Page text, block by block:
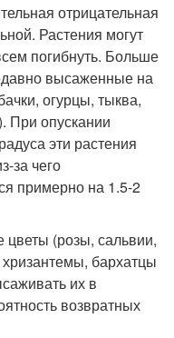
отрицательная
Растения могут
погибнуть. Больше
высаженные на
огурцы, тыква,
При опускании
эти растения
за чего
примерно на 1.5-2
(розы, сальвии,
бархатцы
их в
возвратных